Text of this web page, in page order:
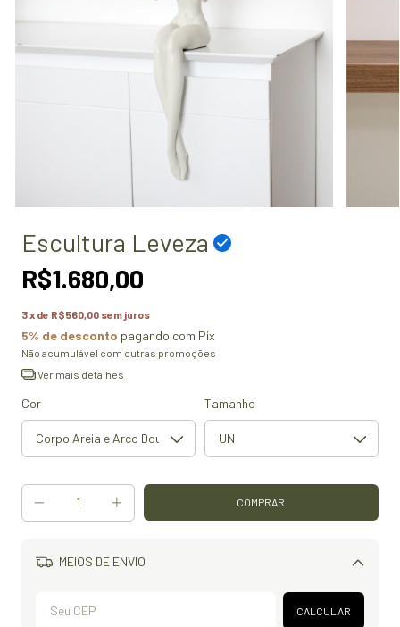
Escultura Leveza
R$1.680,00
3x de R$560,00 sem juros
5% de desconto pagando com Pix
Não acumulável com outras promoções
Ver mais detalhes
Cor Tamanho
MEIOS DE ENVIO
Alterar CEP
CALCULAR